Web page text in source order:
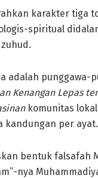
karakter tiga
spiritual
adalah punggawa-
Kenangan Lepas
komunitas
kandungan per ayat.
bentuk falsafah
nya